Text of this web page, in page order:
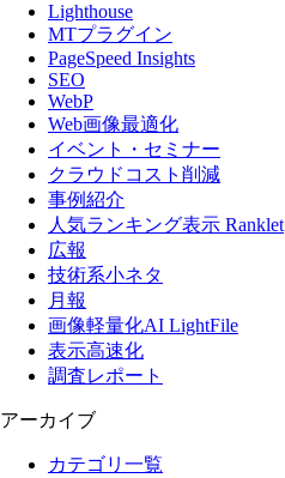
Lighthouse
MTプラグイン
PageSpeed Insights
SEO
WebP
Web画像最適化
イベント・セミナー
クラウドコスト削減
事例紹介
人気ランキング表示 Ranklet
広報
技術系小ネタ
月報
画像軽量化AI LightFile
表示高速化
調査レポート
アーカイブ
カテゴリ一覧